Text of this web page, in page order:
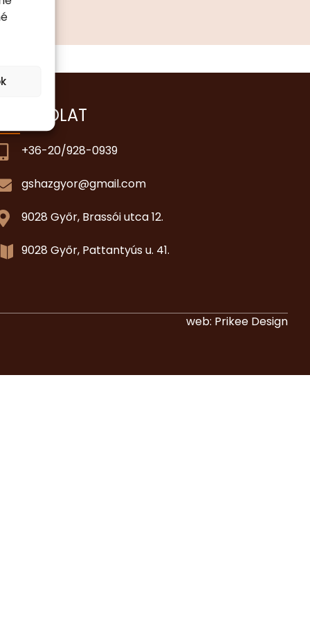
KAPCSOLAT
+36-20/928-0939
gshazgyor@gmail.com
9028 Győr, Brassói utca 12.
9028 Győr, Pattantyús u. 41.
web: Prikee Design